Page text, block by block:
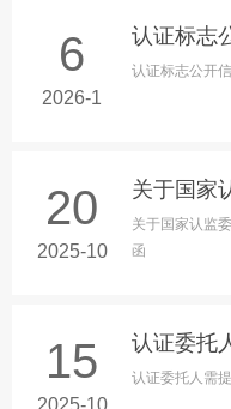
6
2026-1
认证标志
认证标志公开
20
2025-10
关于国家认监
函
15
2025-10
认证委托
认证委托人需